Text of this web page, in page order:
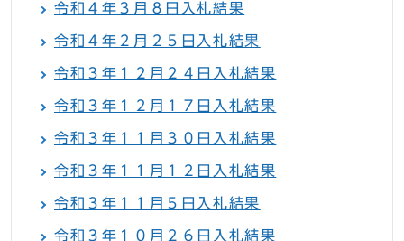
令和４年３月８日入札結果
令和４年２月２５日入札結果
令和３年１２月２４日入札結果
令和３年１２月１７日入札結果
令和３年１１月３０日入札結果
令和３年１１月１２日入札結果
令和３年１１月５日入札結果
令和３年１０月２６日入札結果